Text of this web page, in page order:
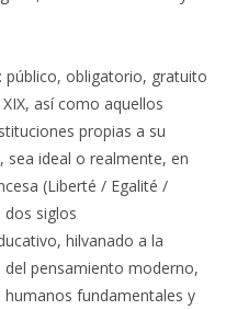
público, obligatorio, gratuito
XIX, así como aquellos
propias a su
sea ideal o realmente, en
(Liberté / Egalité /
dos siglos
hilvanado a la
pensamiento moderno,
fundamentales y